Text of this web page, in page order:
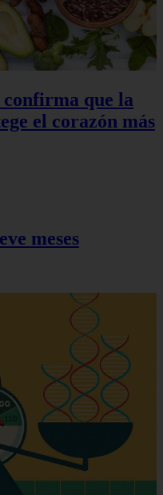
que la
el corazón más
meses